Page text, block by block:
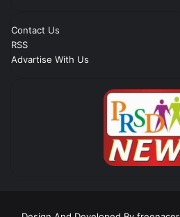
Contact Us
RSS
Advartise With Us